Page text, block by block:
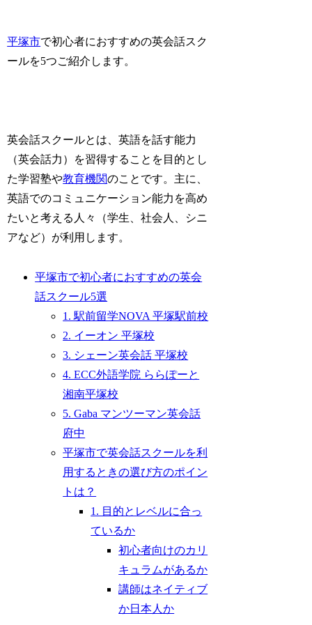
平塚市で初心者におすすめの英会話スク
ールを5つご紹介します。
英会話スクールとは、英語を話す能力
（英会話力）を習得することを目的とし
た学習塾や教育機関のことです。主に、
英語でのコミュニケーション能力を高め
たいと考える人々（学生、社会人、シニ
アなど）が利用します。
平塚市で初心者におすすめの英会
話スクール5選
1. 駅前留学NOVA 平塚駅前校
2. イーオン 平塚校
3. シェーン英会話 平塚校
4. ECC外語学院 ららぽーと
湘南平塚校
5. Gaba マンツーマン英会話
府中
平塚市で英会話スクールを利
用するときの選び方のポイン
トは？
1. 目的とレベルに合っ
ているか
初心者向けのカリ
キュラムがあるか
講師はネイティブ
か日本人か